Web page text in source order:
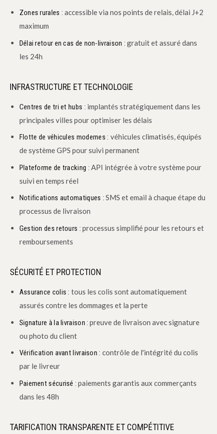
Zones rurales : accessible via nos points de relais, délai J+2
maximum
Délai retour en cas de non-livraison : gratuit et assuré dans
les 24h
INFRASTRUCTURE ET TECHNOLOGIE
Centres de tri et hubs : implantés stratégiquement dans les
principales villes pour optimiser les délais
Flotte de véhicules modernes : véhicules climatisés, équipés
de système GPS pour suivi permanent
Plateforme de tracking : API intégrée à votre système pour
suivi en temps réel
Notifications automatiques : SMS et email à chaque étape du
processus de livraison
Gestion des retours : processus simplifié pour les retours et
remboursements
SÉCURITÉ ET PROTECTION
Assurance colis : tous les colis sont automatiquement
assurés contre les dommages et la perte
Signature à la livraison : preuve de livraison avec signature
ou photo du client
Vérification avant livraison : contrôle de l'intégrité du colis
par le livreur
Paiement sécurisé : paiements garantis aux commerçants
dans les 48h
TARIFICATION TRANSPARENTE ET COMPÉTITIVE